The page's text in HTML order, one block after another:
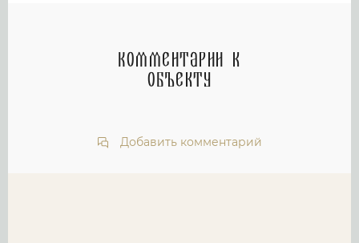
Комментарии к
объекту
Добавить комментарий